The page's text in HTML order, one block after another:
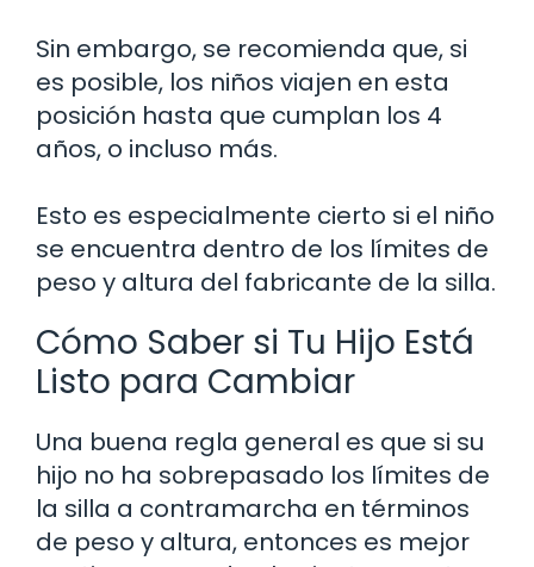
Sin embargo, se recomienda que, si
es posible, los niños viajen en esta
posición hasta que cumplan los 4
años, o incluso más.
Esto es especialmente cierto si el niño
se encuentra dentro de los límites de
peso y altura del fabricante de la silla.
Cómo Saber si Tu Hijo Está
Listo para Cambiar
Una buena regla general es que si su
hijo no ha sobrepasado los límites de
la silla a contramarcha en términos
de peso y altura, entonces es mejor